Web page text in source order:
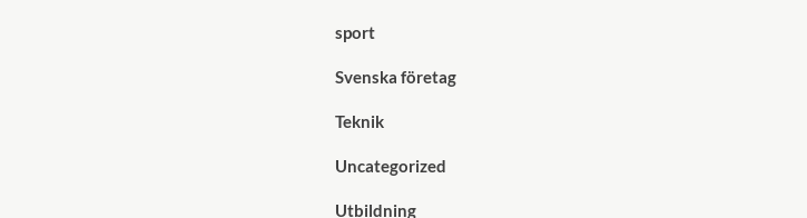
sport
Svenska företag
Teknik
Uncategorized
Utbildning